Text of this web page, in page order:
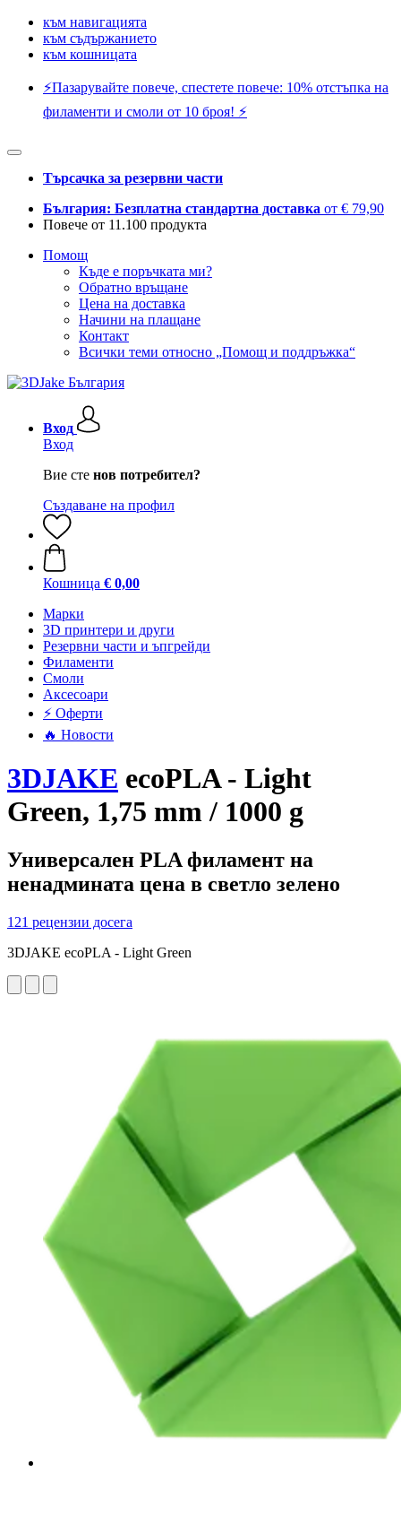
към навигацията
към съдържанието
към кошницата
⚡️Пазарувайте повече, спестете повече: 10% отстъпка на
филаменти и смоли от 10 броя! ⚡️
Търсачка за резервни части
България: Безплатна стандартна доставка от € 79,90
Повече от 11.100 продукта
Помощ
Къде е поръчката ми?
Обратно връщане
Цена на доставка
Начини на плащане
Контакт
Всички теми относно „Помощ и поддръжка“
Вход
Вход
Вие сте нов потребител?
Създаване на профил
Кошница € 0,00
Mарки
3D принтери и други
Резервни части и ъпгрейди
Филаменти
Смоли
Аксесоари
⚡ Оферти
🔥 Новости
3DJAKE ecoPLA - Light
Green, 1,75 mm / 1000 g
Универсален PLA филамент на
ненадмината цена в светло зелено
121 рецензии досега
3DJAKE ecoPLA - Light Green